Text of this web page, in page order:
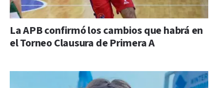
La APB confirmó los cambios que habrá en
el Torneo Clausura de Primera A